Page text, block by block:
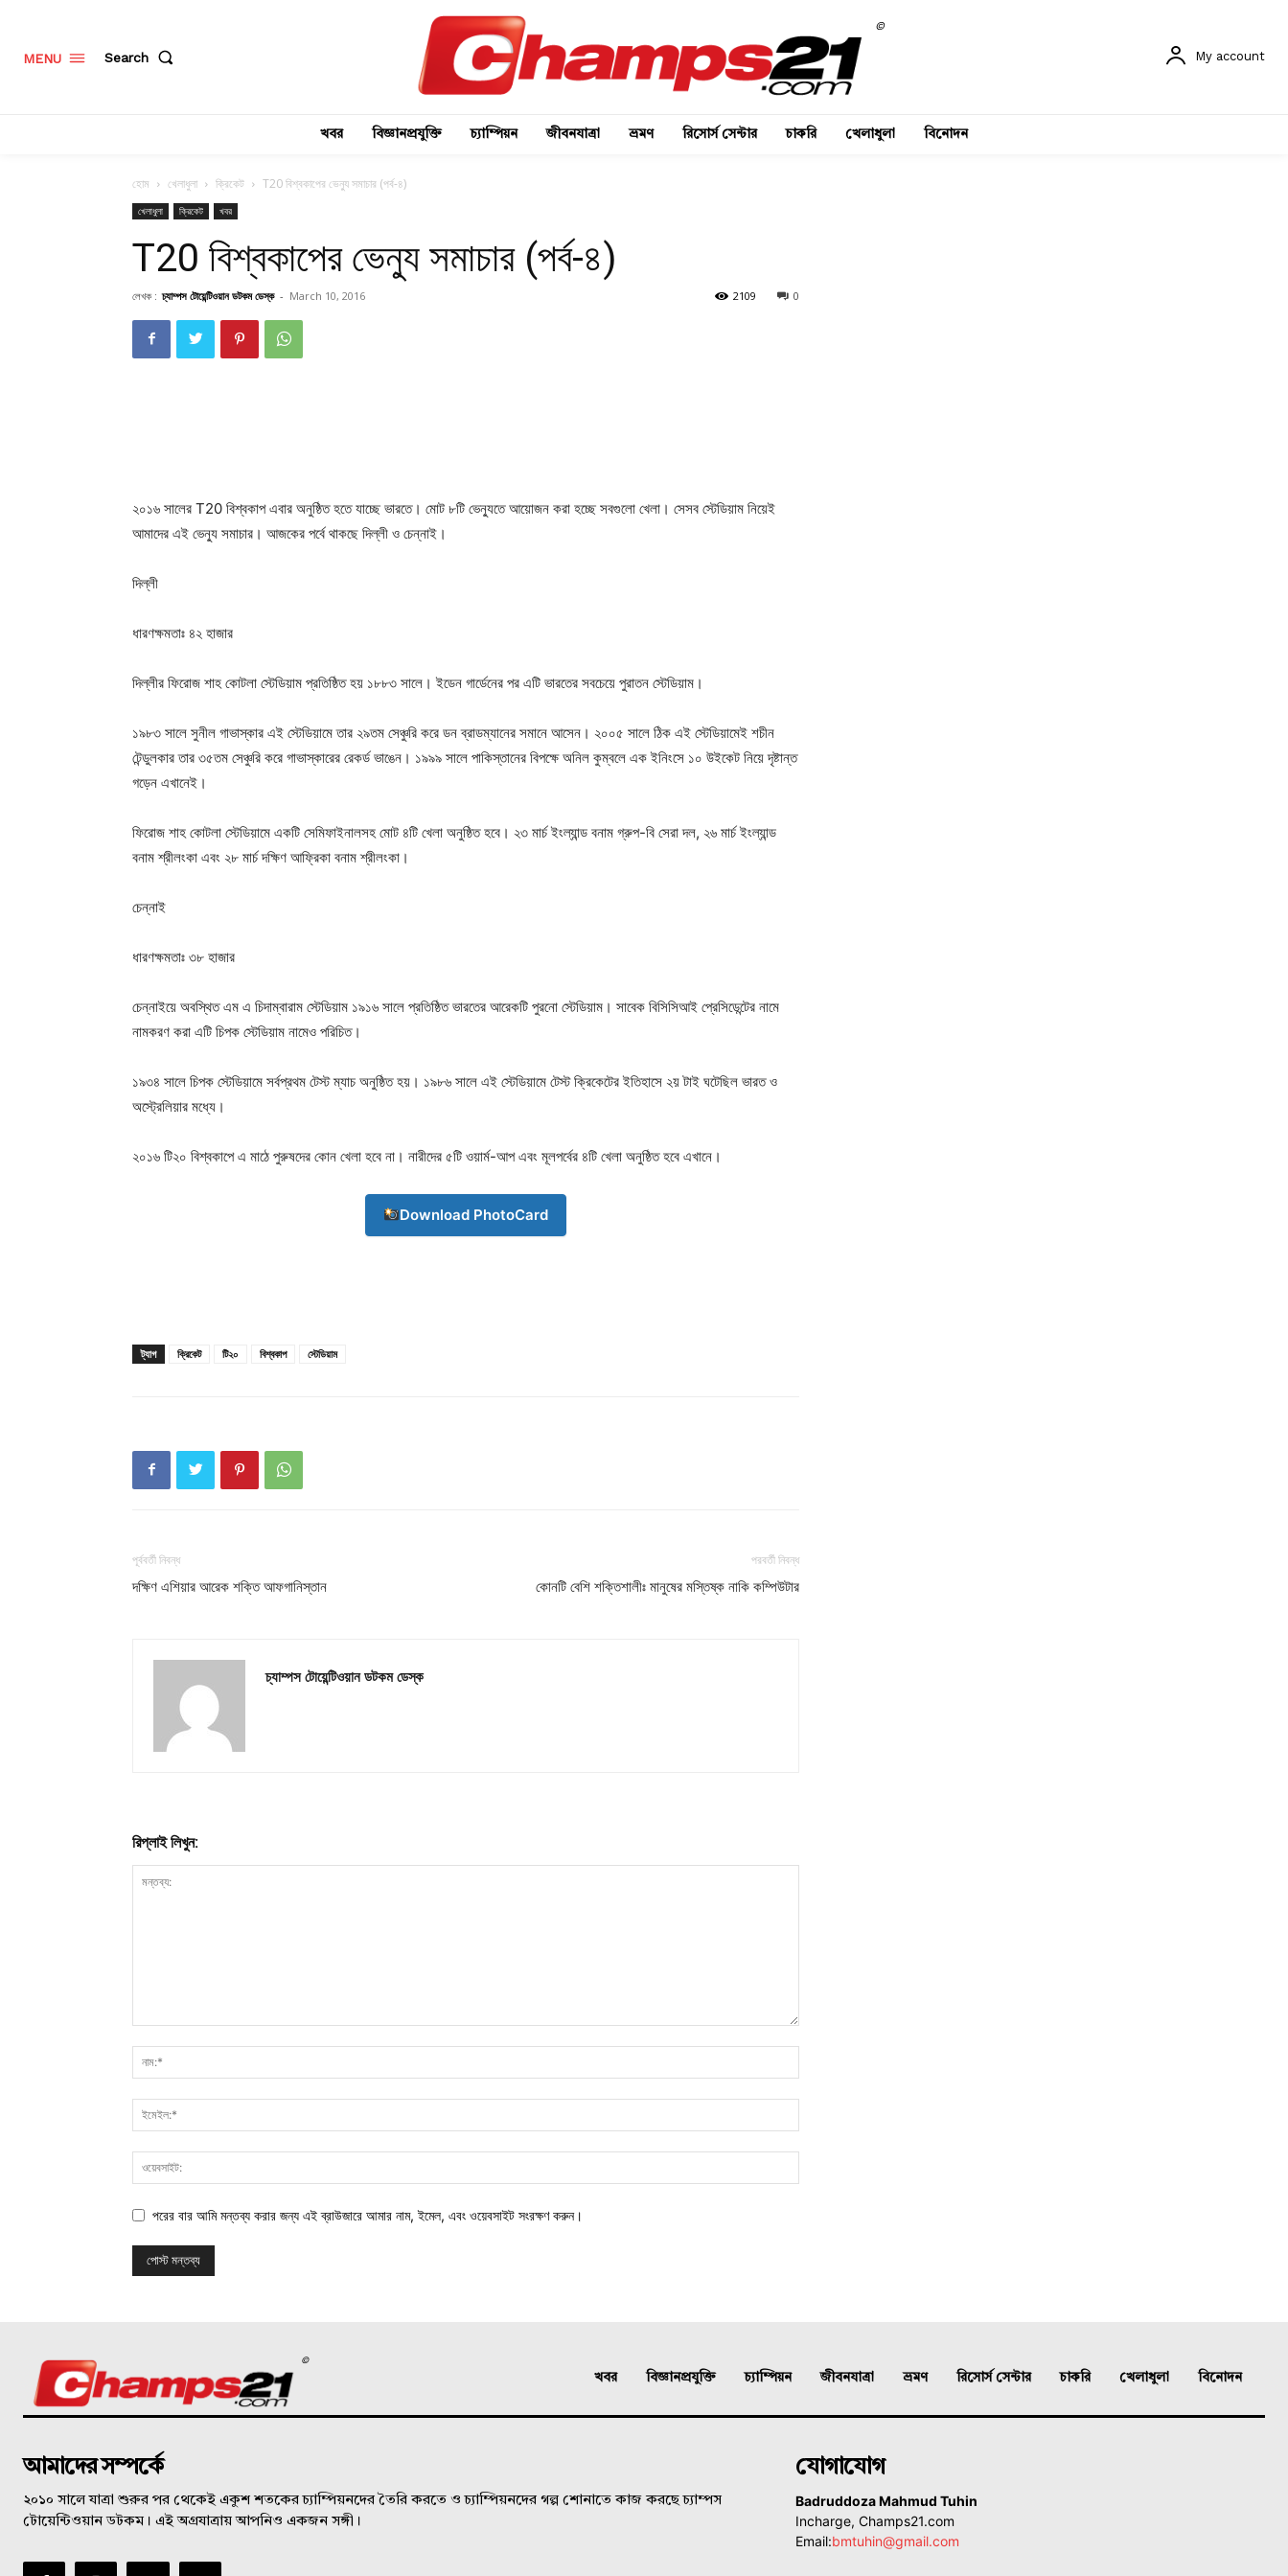
MENU Search
©
My account
খবর বিজ্ঞানপ্রযুক্তি চ্যাম্পিয়ন জীবনযাত্রা ভ্রমণ রিসোর্স সেন্টার চাকরি খেলাধুলা বিনোদন
হোম খেলাধুলা ক্রিকেট T20 বিশ্বকাপের ভেন্যু সমাচার (পর্ব-৪)
খেলাধুলা ক্রিকেট খবর
T20 বিশ্বকাপের ভেন্যু সমাচার (পর্ব-৪)
লেখক : চ্যাম্পস টোয়েন্টিওয়ান ডটকম ডেস্ক - March 10, 2016 0
2109
২০১৬ সালের T20 বিশ্বকাপ এবার অনুষ্ঠিত হতে যাচ্ছে ভারতে। মোট ৮টি ভেন্যুতে আয়োজন করা হচ্ছে সবগুলো খেলা। সেসব স্টেডিয়াম নিয়েই
আমাদের এই ভেন্যু সমাচার। আজকের পর্বে থাকছে দিল্লী ও চেন্নাই।
দিল্লী
ধারণক্ষমতাঃ ৪২ হাজার
দিল্লীর ফিরোজ শাহ কোটলা স্টেডিয়াম প্রতিষ্ঠিত হয় ১৮৮৩ সালে। ইডেন গার্ডেনের পর এটি ভারতের সবচেয়ে পুরাতন স্টেডিয়াম।
১৯৮৩ সালে সুনীল গাভাস্কার এই স্টেডিয়ামে তার ২৯তম সেঞ্চুরি করে ডন ব্রাডম্যানের সমানে আসেন। ২০০৫ সালে ঠিক এই স্টেডিয়ামেই শচীন
টেন্ডুলকার তার ৩৫তম সেঞ্চুরি করে গাভাস্কারের রেকর্ড ভাঙেন। ১৯৯৯ সালে পাকিস্তানের বিপক্ষে অনিল কুম্বলে এক ইনিংসে ১০ উইকেট নিয়ে দৃষ্টান্ত
গড়েন এখানেই।
ফিরোজ শাহ কোটলা স্টেডিয়ামে একটি সেমিফাইনালসহ মোট ৪টি খেলা অনুষ্ঠিত হবে। ২৩ মার্চ ইংল্যান্ড বনাম গ্রুপ-বি সেরা দল, ২৬ মার্চ ইংল্যান্ড
বনাম শ্রীলংকা এবং ২৮ মার্চ দক্ষিণ আফ্রিকা বনাম শ্রীলংকা।
চেন্নাই
ধারণক্ষমতাঃ ৩৮ হাজার
চেন্নাইয়ে অবস্থিত এম এ চিদাম্বারাম স্টেডিয়াম ১৯১৬ সালে প্রতিষ্ঠিত ভারতের আরেকটি পুরনো স্টেডিয়াম। সাবেক বিসিসিআই প্রেসিডেন্টের নামে
নামকরণ করা এটি চিপক স্টেডিয়াম নামেও পরিচিত।
১৯৩৪ সালে চিপক স্টেডিয়ামে সর্বপ্রথম টেস্ট ম্যাচ অনুষ্ঠিত হয়। ১৯৮৬ সালে এই স্টেডিয়ামে টেস্ট ক্রিকেটের ইতিহাসে ২য় টাই ঘটেছিল ভারত ও
অস্ট্রেলিয়ার মধ্যে।
২০১৬ টি২০ বিশ্বকাপে এ মাঠে পুরুষদের কোন খেলা হবে না। নারীদের ৫টি ওয়ার্ম-আপ এবং মূলপর্বের ৪টি খেলা অনুষ্ঠিত হবে এখানে।
Download PhotoCard
ট্যাগ ক্রিকেট টি২০ বিশ্বকাপ স্টেডিয়াম
পূর্ববর্তী নিবন্ধ
দক্ষিণ এশিয়ার আরেক শক্তি আফগানিস্তান
পরবর্তী নিবন্ধ
কোনটি বেশি শক্তিশালীঃ মানুষের মস্তিষ্ক নাকি কম্পিউটার
চ্যাম্পস টোয়েন্টিওয়ান ডটকম ডেস্ক
রিপ্লাই লিখুন:
পরের বার আমি মন্তব্য করার জন্য এই ব্রাউজারে আমার নাম, ইমেল, এবং ওয়েবসাইট সংরক্ষণ করুন।
©
খবর বিজ্ঞানপ্রযুক্তি চ্যাম্পিয়ন জীবনযাত্রা ভ্রমণ রিসোর্স সেন্টার চাকরি খেলাধুলা বিনোদন
আমাদের সম্পর্কে
২০১০ সালে যাত্রা শুরুর পর থেকেই একুশ শতকের চ্যাম্পিয়নদের তৈরি করতে ও চ্যাম্পিয়নদের গল্প শোনাতে কাজ করছে চ্যাম্পস
টোয়েন্টিওয়ান ডটকম। এই অগ্রযাত্রায় আপনিও একজন সঙ্গী।
যোগাযোগ
Badruddoza Mahmud Tuhin
Incharge, Champs21.com
Email:bmtuhin@gmail.com